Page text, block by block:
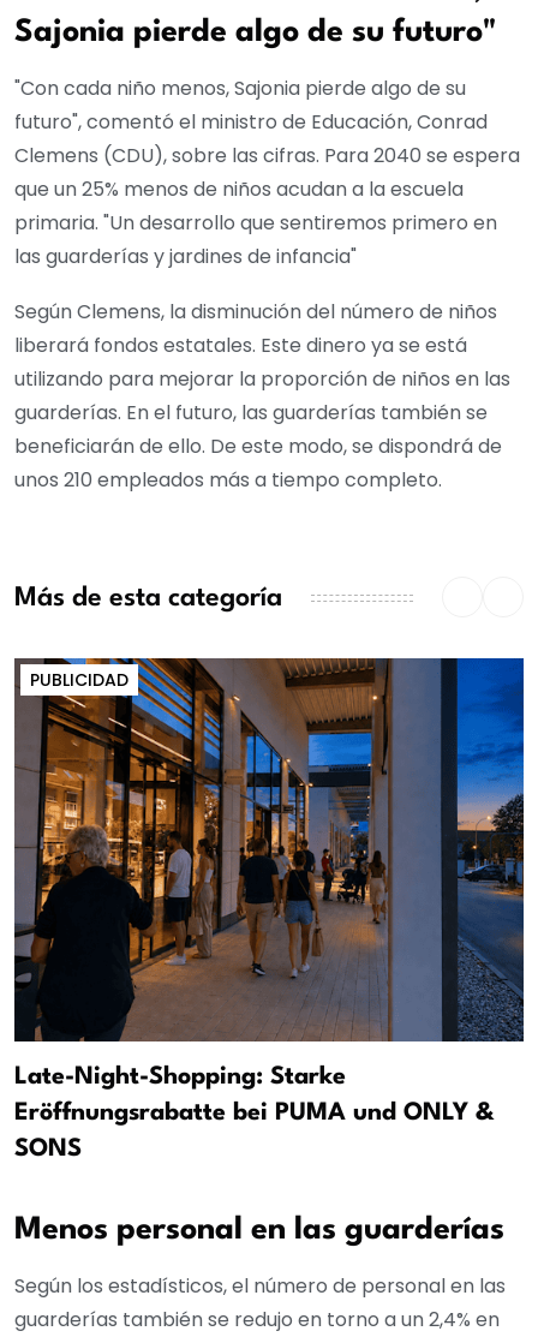
Sajonia pierde algo de su futuro"
"Con cada niño menos, Sajonia pierde algo de su
futuro", comentó el ministro de Educación, Conrad
Clemens (CDU), sobre las cifras. Para 2040 se espera
que un 25% menos de niños acudan a la escuela
primaria. "Un desarrollo que sentiremos primero en
las guarderías y jardines de infancia"
Según Clemens, la disminución del número de niños
liberará fondos estatales. Este dinero ya se está
utilizando para mejorar la proporción de niños en las
guarderías. En el futuro, las guarderías también se
beneficiarán de ello. De este modo, se dispondrá de
unos 210 empleados más a tiempo completo.
Más de esta categoría
PUBLICIDAD
Late-Night-Shopping: Starke
Eröffnungsrabatte bei PUMA und ONLY &
SONS
Menos personal en las guarderías
Según los estadísticos, el número de personal en las
guarderías también se redujo en torno a un 2,4% en